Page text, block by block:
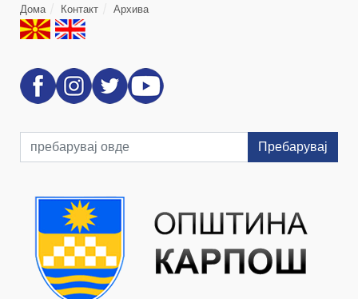
Дома Контакт Архива
Пребарувај